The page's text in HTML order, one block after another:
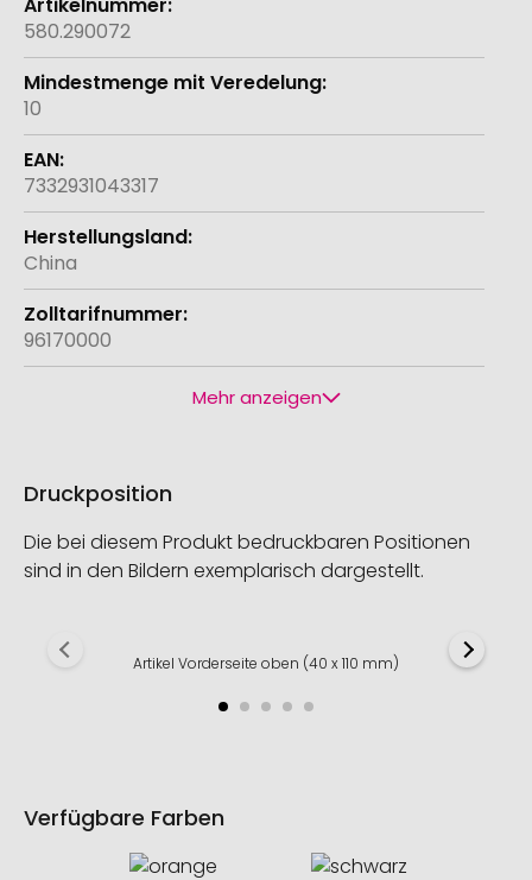
580.290072
10
7332931043317
China
96170000
Mehr anzeigen
Druckposition
Die bei diesem Produkt bedruckbaren Positionen
sind in den Bildern exemplarisch dargestellt.
Artikel Vorderseite oben (40 x 110 mm)
Verfügbare Farben